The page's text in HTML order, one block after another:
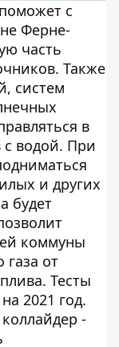
с
Ферне-
часть
Также
систем
в
с водой. При
и других
будет
коммуны
газа от
Тесты
2021 год.
-